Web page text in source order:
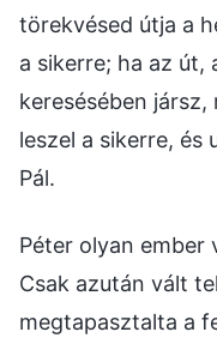
törekvésed útja a
a sikerre; ha az út,
keresésében
leszel a sikerre, és
Pál.
Péter olyan
Csak azután vált
megtapasztalta a